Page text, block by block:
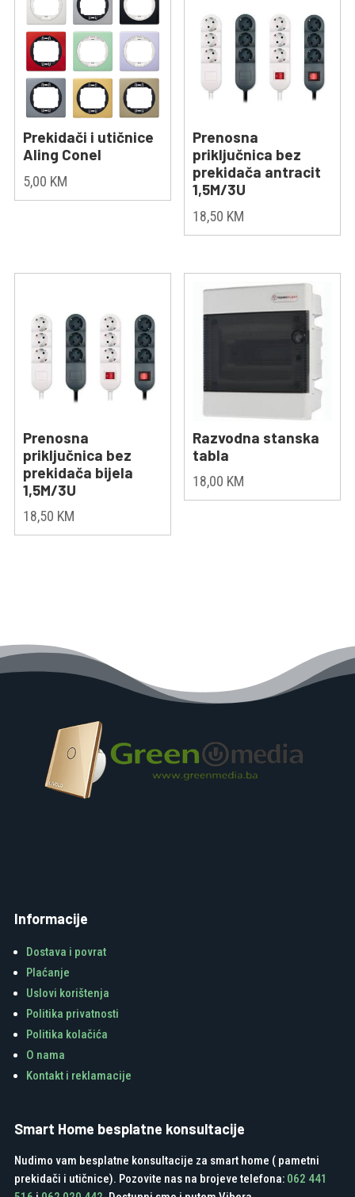
Prekidači i utičnice
Aling Conel
5,00 KM
Prenosna
priključnica bez
prekidača antracit
1,5M/3U
18,50 KM
Prenosna
priključnica bez
prekidača bijela
1,5M/3U
18,50 KM
Razvodna stanska
tabla
18,00 KM
Informacije
Dostava i povrat
Plaćanje
Uslovi korištenja
Politika privatnosti
Politika kolačića
O nama
Kontakt i reklamacije
Smart Home besplatne konsultacije
Nudimo vam besplatne konsultacije za smart home ( pametni
prekidači i utičnice). Pozovite nas na brojeve telefona: 062 441